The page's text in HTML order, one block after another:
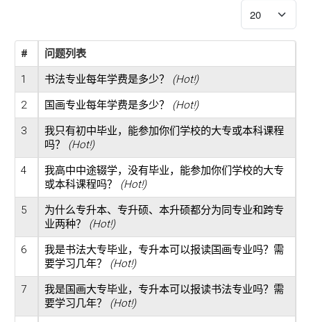
探索更多
账户
SampleSidebar Module
This is a sample module published to the
sidebar_bottom position, using the -sidebar
module class suffix. There is also a
sidebar_top position below the search.
# 问题列表
1 书法专业每年学费是多少？ (Hot!)
2 国画专业每年学费是多少？ (Hot!)
3
我只有初中毕业，能参加你们学校的大专或本科课程
吗？
(Hot!)
4
我高中中途辍学，没有毕业，能参加你们学校的大专
或本科课程吗？
(Hot!)
5
为什么专升本、专升硕、本升硕都分为同专业和跨专
业两种？
(Hot!)
6
我是书法大专毕业，专升本可以报读国画专业吗？需
要学习几年？
(Hot!)
7
我是国画大专毕业，专升本可以报读书法专业吗？需
要学习几年？
(Hot!)